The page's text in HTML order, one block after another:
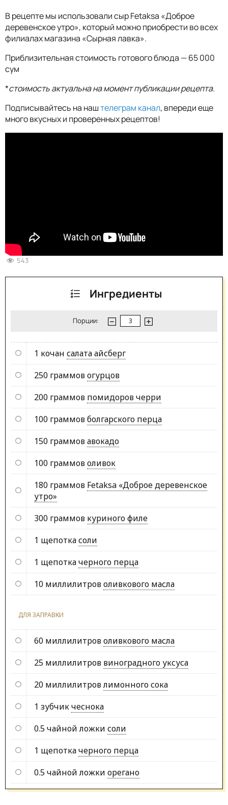
В рецепте мы использовали сыр Fetaksa «Доброе
деревенское утро», который можно приобрести во всех
филиалах магазина «Сырная лавка».
Приблизительная стоимость готового блюда — 65 000
сум
*стоимость актуальна на момент публикации рецепта.
Подписывайтесь на наштелеграм канал, впереди еще
много вкусных и проверенных рецептов!
543
Ингредиенты
Порции:
1 кочан салата айсберг
250 граммовогурцов
200 граммов помидоров черри
100 граммовболгарского перца
150 граммовавокадо
100 граммоволивок
180 граммов Fetaksa «Доброе деревенское
утро»
300 граммов куриного филе
1 щепоткасоли
1 щепоткачерного перца
10 миллилитроволивкового масла
ДЛЯ ЗАПРАВКИ
60 миллилитроволивкового масла
25 миллилитров виноградного уксуса
20 миллилитровлимонного сока
1 зубчикчеснока
0.5 чайной ложки соли
1 щепоткачерного перца
0.5 чайной ложки орегано